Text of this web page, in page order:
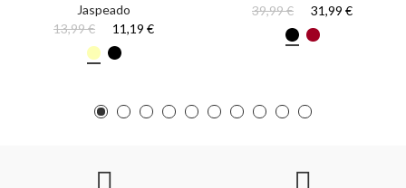
Jaspeado
13,99 €
11,19 €
39,99 €
31,99 €